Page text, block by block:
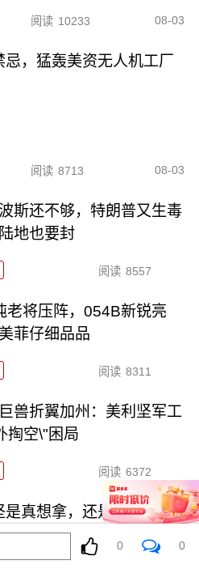
阅读 10233 08-03
，猛轰美资无人机工厂
阅读 8713 08-03
斯还不够，特朗普又生毒
地也要封
阅读 8557
老将压阵，054B新锐亮
菲仔细品品
阅读 8311
兽折翼加州：美利坚军工
掏空\"困局
阅读 6372
真想拿，还是做样子？
0 0